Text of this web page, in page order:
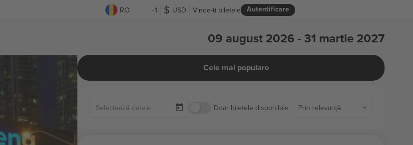
RO +1 USD Autentificare
Vinde-ți biletele
09 august 2026 - 31 martie 2027
Cele mai populare
Doar biletele disponibile Prin relevanță